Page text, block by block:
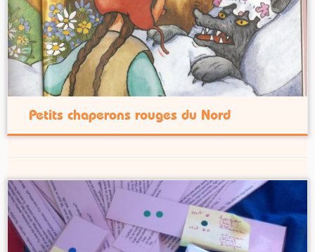
Petits chaperons rouges du Nord